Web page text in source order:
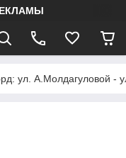
ул. А.Молдагуловой -